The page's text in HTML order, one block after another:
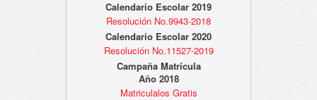
Calendario Escolar 2019
Resolución No.9943-2018
Calendario Escolar 2020
Resolución No.11527-2019
Campaña Matrícula
Año 2018
Matriculalos Gratis